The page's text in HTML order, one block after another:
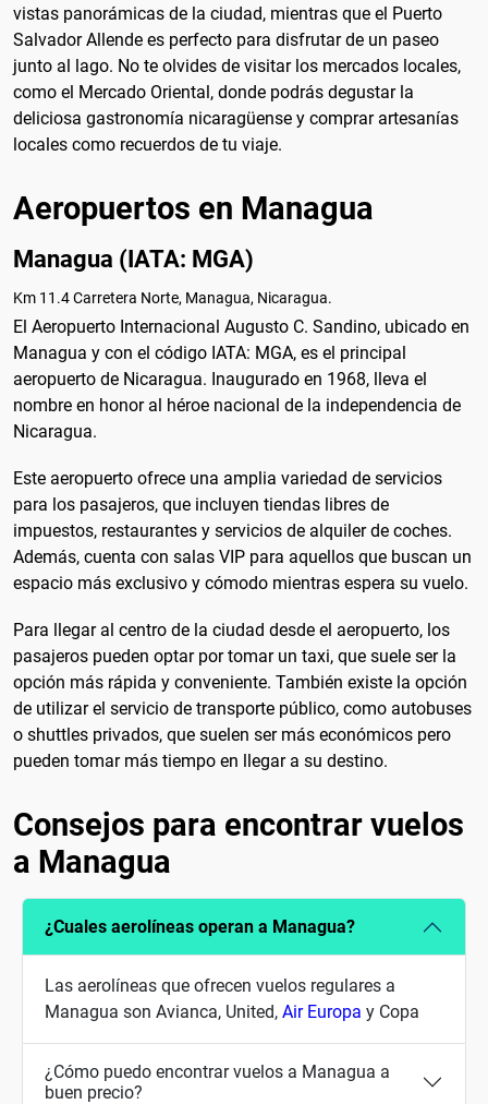
vistas panorámicas de la ciudad, mientras que el Puerto
Salvador Allende es perfecto para disfrutar de un paseo
junto al lago. No te olvides de visitar los mercados locales,
como el Mercado Oriental, donde podrás degustar la
deliciosa gastronomía nicaragüense y comprar artesanías
locales como recuerdos de tu viaje.
Aeropuertos en Managua
Managua (IATA: MGA)
Km 11.4 Carretera Norte, Managua, Nicaragua.
El Aeropuerto Internacional Augusto C. Sandino, ubicado en
Managua y con el código IATA: MGA, es el principal
aeropuerto de Nicaragua. Inaugurado en 1968, lleva el
nombre en honor al héroe nacional de la independencia de
Nicaragua.
Este aeropuerto ofrece una amplia variedad de servicios
para los pasajeros, que incluyen tiendas libres de
impuestos, restaurantes y servicios de alquiler de coches.
Además, cuenta con salas VIP para aquellos que buscan un
espacio más exclusivo y cómodo mientras espera su vuelo.
Para llegar al centro de la ciudad desde el aeropuerto, los
pasajeros pueden optar por tomar un taxi, que suele ser la
opción más rápida y conveniente. También existe la opción
de utilizar el servicio de transporte público, como autobuses
o shuttles privados, que suelen ser más económicos pero
pueden tomar más tiempo en llegar a su destino.
Consejos para encontrar vuelos
a Managua
¿Cuales aerolíneas operan a Managua?
Las aerolíneas que ofrecen vuelos regulares a
Managua son Avianca, United, Air Europa y Copa
¿Cómo puedo encontrar vuelos a Managua a
buen precio?